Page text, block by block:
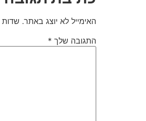
האימייל לא יוצג באתר. שדות
התגובה שלך *